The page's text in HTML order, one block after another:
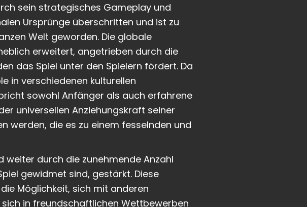
sein strategisches Gameplay und
Ursprünge überschritten und ist zu
Welt geworden. Die globale
erweitert, angetrieben durch die
das Spiel unter den Spielern fördert. Da
in verschiedenen kulturellen
sowohl Anfänger als auch erfahrene
universellen Anziehungskraft seiner
werden, die es zu einem fesselnden und
durch die zunehmende Anzahl
gewidmet sind, gestärkt. Diese
Möglichkeit, sich mit anderen
in freundschaftlichen Wettbewerben